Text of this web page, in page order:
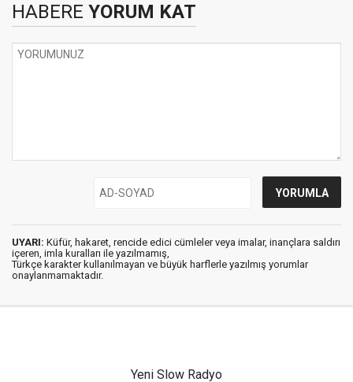
HABERE YORUM KAT
UYARI: Küfür, hakaret, rencide edici cümleler veya imalar, inançlara saldırı
içeren, imla kuralları ile yazılmamış,
Türkçe karakter kullanılmayan ve büyük harflerle yazılmış yorumlar
onaylanmamaktadır.
Yeni Slow Radyo